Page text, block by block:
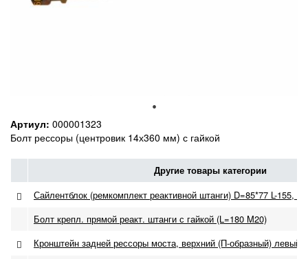
Артиул: 000001323
Болт рессоры (центровик 14х360 мм) с гайкой
Другие товары категории
Сайлентблок (ремкомплект реактивной штанги) D=85*77 L-155,
Болт крепл. прямой реакт. штанги с гайкой (L=180 M20)
Кронштейн задней рессоры моста, верхний (П-образный) левый